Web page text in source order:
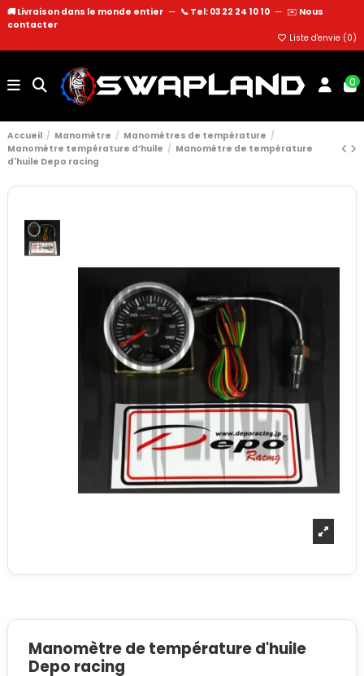
🚚 Livraison dans le monde entier — 📞 Tel: 03 22 24 10 10 — ✉️ Nous
contacter
Liste d'envie (0)
0
Accueil Manomètre
Manomètres de température
Manomètre température d’huile
Manomètre de température
d'huile Depo racing
Manomètre de température d'huile
Depo racing